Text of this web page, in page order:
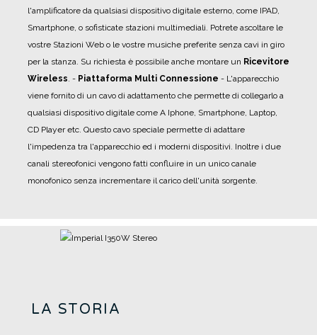
l'amplificatore da qualsiasi dispositivo digitale esterno, come IPAD,
Smartphone, o sofisticate stazioni multimediali. Potrete ascoltare le
vostre Stazioni Web o le vostre musiche preferite senza cavi in giro
per la stanza. Su richiesta è possibile anche montare un Ricevitore
Wireless. - Piattaforma Multi Connessione - L'apparecchio
viene fornito di un cavo di adattamento che permette di collegarlo a
qualsiasi dispositivo digitale come A Iphone, Smartphone, Laptop,
CD Player etc. Questo cavo speciale permette di adattare
l'impedenza tra l'apparecchio ed i moderni dispositivi. Inoltre i due
canali stereofonici vengono fatti confluire in un unico canale
monofonico senza incrementare il carico dell'unità sorgente.
LA STORIA